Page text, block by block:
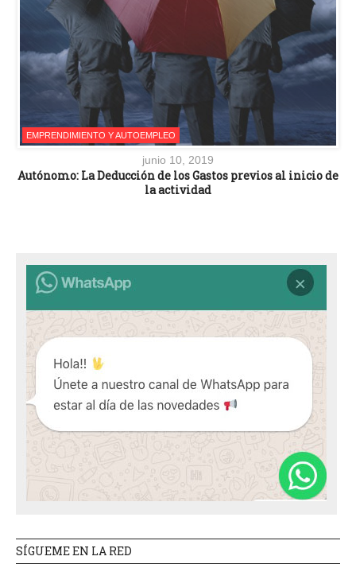
EMPRENDIMIENTO Y AUTOEMPLEO
junio 10, 2019
Autónomo: La Deducción de los Gastos previos al inicio de
la actividad
SÍGUEME EN LA RED